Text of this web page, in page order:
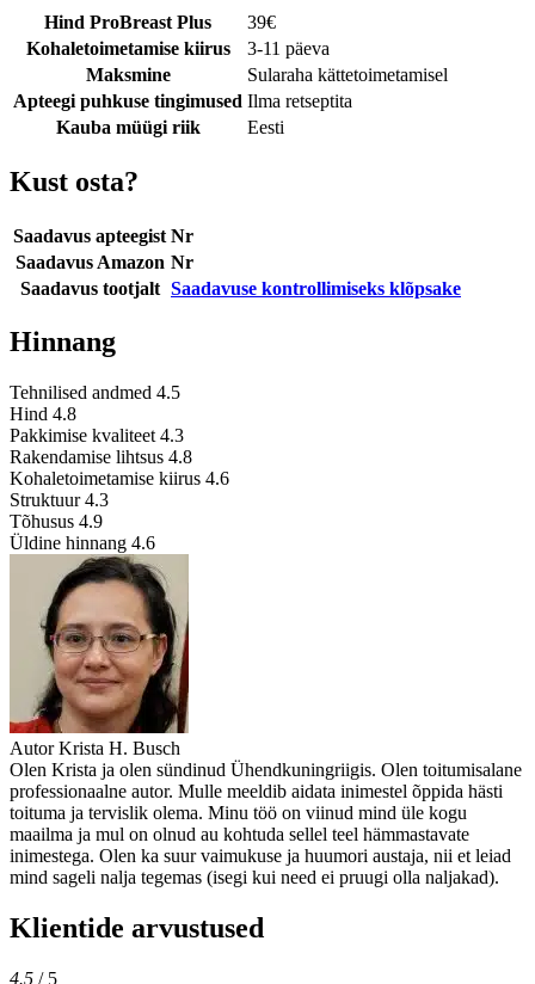
Hind ProBreast Plus 39€
Kohaletoimetamise kiirus
3-11 päeva
Maksmine
Sularaha kättetoimetamisel
Apteegi puhkuse tingimused Ilma retseptita
Kauba müügi riik
Eesti
Kust osta?
Saadavus apteegist Nr
Saadavus Amazon Nr
Saadavus tootjalt Saadavuse kontrollimiseks klõpsake
Hinnang
Tehnilised andmed 4.5
Hind 4.8
Pakkimise kvaliteet 4.3
Rakendamise lihtsus 4.8
Kohaletoimetamise kiirus 4.6
Struktuur 4.3
Tõhusus 4.9
Üldine hinnang 4.6
Autor Krista H. Busch
Olen Krista ja olen sündinud Ühendkuningriigis. Olen toitumisalane
professionaalne autor. Mulle meeldib aidata inimestel õppida hästi
toituma ja tervislik olema. Minu töö on viinud mind üle kogu
maailma ja mul on olnud au kohtuda sellel teel hämmastavate
inimestega. Olen ka suur vaimukuse ja huumori austaja, nii et leiad
mind sageli nalja tegemas (isegi kui need ei pruugi olla naljakad).
Klientide arvustused
4.5 / 5